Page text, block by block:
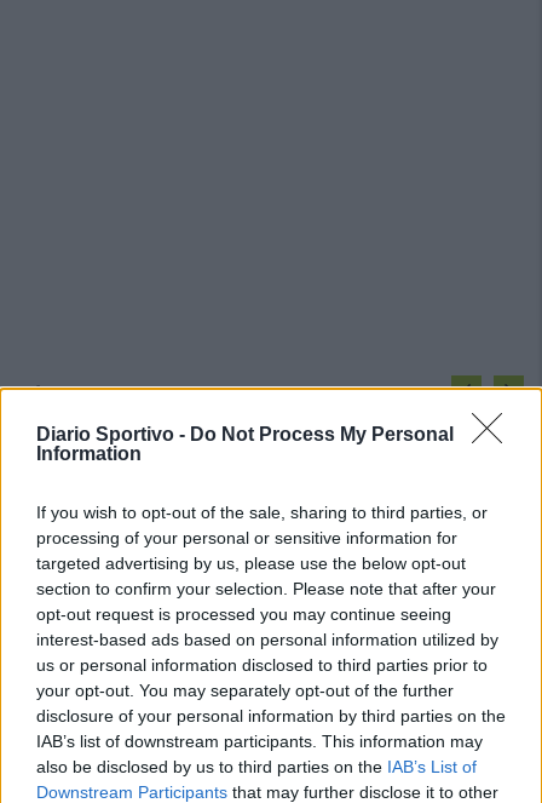
Diario Sportivo - Do Not Process My Personal
Information
If you wish to opt-out of the sale, sharing to third parties, or
processing of your personal or sensitive information for
targeted advertising by us, please use the below opt-out
section to confirm your selection. Please note that after your
opt-out request is processed you may continue seeing
interest-based ads based on personal information utilized by
us or personal information disclosed to third parties prior to
your opt-out. You may separately opt-out of the further
disclosure of your personal information by third parties on the
IAB’s list of downstream participants. This information may
also be disclosed by us to third parties on the IAB’s List of
Downstream Participants that may further disclose it to other
PIÙ LETTI OGGI
giovani tra i…
7 Ago 2026
Il Selargius rinforza il centrocampo con
Manuel Rinino e Samuele Vacca
6 Ago 2026
Le 5 sarde ancora nel girone G con 8 squadre
laziali, 4 campane e la novità dei molisani del
Venafro
6 Ago 2026